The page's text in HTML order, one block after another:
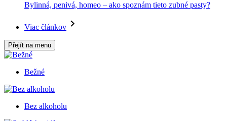
Bylinná, penivá, homeo – ako spoznám tieto zubné pasty?
Viac článkov
Přejít na menu
Bežné
Bez alkoholu